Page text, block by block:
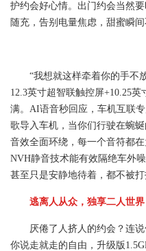
护约会好心情。出门约会当然
随充，告别电量焦虑，甜蜜瞬间
“我想就这样牵着你的手不
12.3英寸超智联触控屏+10.25
满。AI语音秒回应，车机互联
歌导入车机，当你们行驶在蜿
音效全面环绕，每一个音符都
NVH静音技术能有效隔绝车外
甚至只是安静地待着，都不被打
逃离人从众，独享二人世界
厌倦了人挤人的约会？连
你说走就走的自由，升级版